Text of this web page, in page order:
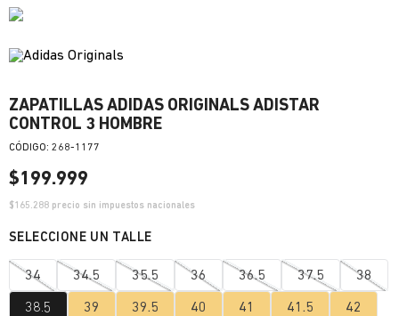
ZAPATILLAS ADIDAS ORIGINALS ADISTAR
CONTROL 3 HOMBRE
: 268-1177
$199.999
$165.288 precio sin impuestos nacionales
34 34.5 35.5 36 36.5 37.5 38
38.5 39 39.5 40 41 41.5 42